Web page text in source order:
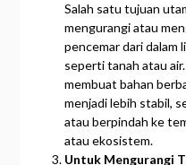
Salah satu tujuan
mengurangi atau
pencemar dari dalam
seperti tanah atau
membuat bahan
menjadi lebih stabil,
atau berpindah ke
atau ekosistem.
Untuk Mengurangi